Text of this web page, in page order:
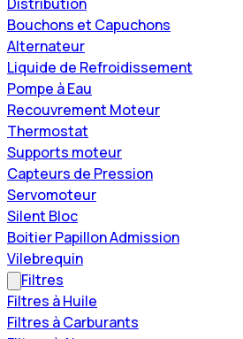
Bouchons et Capuchons
Alternateur
Liquide de Refroidissement
Pompe à Eau
Recouvrement Moteur
Thermostat
Supports moteur
Capteurs de Pression
Servomoteur
Silent Bloc
Boitier Papillon Admission
Vilebrequin
Filtres
Filtres à Huile
Filtres à Carburants